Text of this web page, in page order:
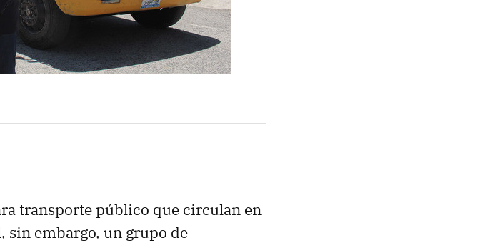
transporte público que circulan en
sin embargo, un grupo de